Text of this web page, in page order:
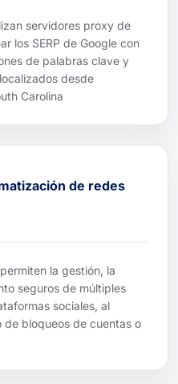
servidores proxy de
los SERP de Google con
de palabras clave y
desde
Carolina
de redes
la gestión, la
seguros de múltiples
sociales, al
bloqueos de cuentas o